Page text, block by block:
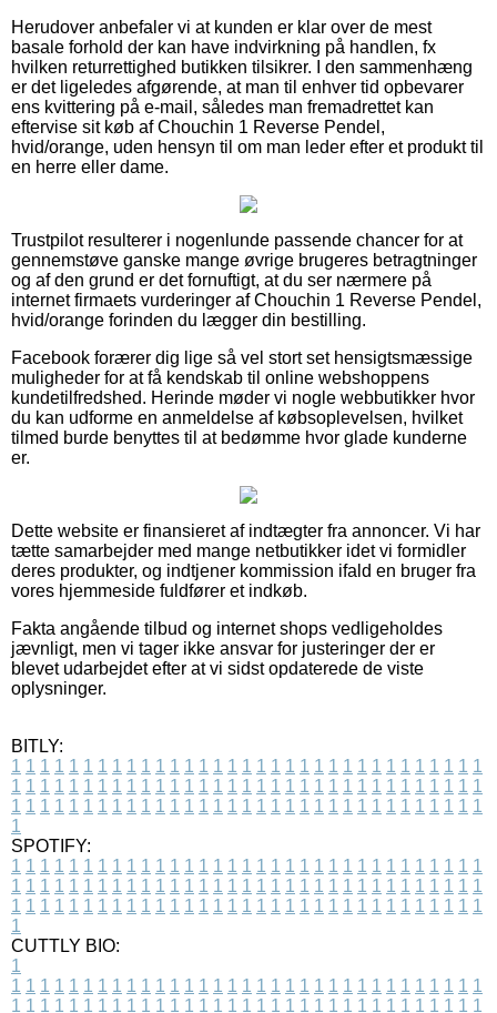
Herudover anbefaler vi at kunden er klar over de mest
basale forhold der kan have indvirkning på handlen, fx
hvilken returrettighed butikken tilsikrer. I den sammenhæng
er det ligeledes afgørende, at man til enhver tid opbevarer
ens kvittering på e-mail, således man fremadrettet kan
eftervise sit køb af Chouchin 1 Reverse Pendel,
hvid/orange, uden hensyn til om man leder efter et produkt til
en herre eller dame.
Trustpilot resulterer i nogenlunde passende chancer for at
gennemstøve ganske mange øvrige brugeres betragtninger
og af den grund er det fornuftigt, at du ser nærmere på
internet firmaets vurderinger af Chouchin 1 Reverse Pendel,
hvid/orange forinden du lægger din bestilling.
Facebook forærer dig lige så vel stort set hensigtsmæssige
muligheder for at få kendskab til online webshoppens
kundetilfredshed. Herinde møder vi nogle webbutikker hvor
du kan udforme en anmeldelse af købsoplevelsen, hvilket
tilmed burde benyttes til at bedømme hvor glade kunderne
er.
Dette website er finansieret af indtægter fra annoncer. Vi har
tætte samarbejder med mange netbutikker idet vi formidler
deres produkter, og indtjener kommission ifald en bruger fra
vores hjemmeside fuldfører et indkøb.
Fakta angående tilbud og internet shops vedligeholdes
jævnligt, men vi tager ikke ansvar for justeringer der er
blevet udarbejdet efter at vi sidst opdaterede de viste
oplysninger.
BITLY:
1 1 1 1 1 1 1 1 1 1 1 1 1 1 1 1 1 1 1 1 1 1 1 1 1 1 1 1 1 1 1 1 1
1 1 1 1 1 1 1 1 1 1 1 1 1 1 1 1 1 1 1 1 1 1 1 1 1 1 1 1 1 1 1 1 1
1 1 1 1 1 1 1 1 1 1 1 1 1 1 1 1 1 1 1 1 1 1 1 1 1 1 1 1 1 1 1 1 1
1
SPOTIFY:
1 1 1 1 1 1 1 1 1 1 1 1 1 1 1 1 1 1 1 1 1 1 1 1 1 1 1 1 1 1 1 1 1
1 1 1 1 1 1 1 1 1 1 1 1 1 1 1 1 1 1 1 1 1 1 1 1 1 1 1 1 1 1 1 1 1
1 1 1 1 1 1 1 1 1 1 1 1 1 1 1 1 1 1 1 1 1 1 1 1 1 1 1 1 1 1 1 1 1
1
CUTTLY BIO:
1
1 1 1 1 1 1 1 1 1 1 1 1 1 1 1 1 1 1 1 1 1 1 1 1 1 1 1 1 1 1 1 1 1
1 1 1 1 1 1 1 1 1 1 1 1 1 1 1 1 1 1 1 1 1 1 1 1 1 1 1 1 1 1 1 1 1